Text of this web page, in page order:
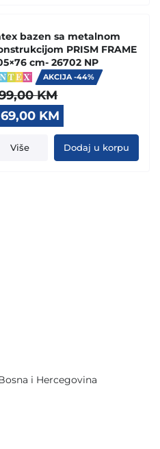
bazen sa metalnom
PRISM FRAME
cm- 26702 NP
AKCIJA -44%
KM
KM.
KM
price
is:
169,00 KM.
Više Dodaj u korpu
i Hercegovina